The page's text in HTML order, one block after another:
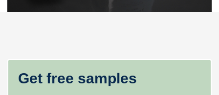
Get free samples